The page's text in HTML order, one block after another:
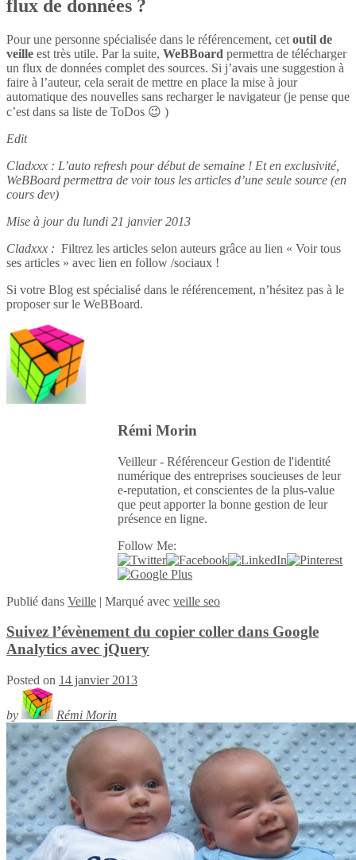
flux de données ?
Pour une personne spécialisée dans le référencement, cet outil de
veille est très utile. Par la suite, WeBBoard permettra de télécharger
un flux de données complet des sources. Si j’avais une suggestion à
faire à l’auteur, cela serait de mettre en place la mise à jour
automatique des nouvelles sans recharger le navigateur (je pense que
c’est dans sa liste de ToDos 😉 )
Edit
Cladxxx : L’auto refresh pour début de semaine ! Et en exclusivité,
WeBBoard permettra de voir tous les articles d’une seule source (en
cours dev)
Mise à jour du lundi 21 janvier 2013
Cladxxx : Filtrez les articles selon auteurs grâce au lien « Voir tous
ses articles » avec lien en follow /sociaux !
Si votre Blog est spécialisé dans le référencement, n’hésitez pas à le
proposer sur le WeBBoard.
Rémi Morin
Veilleur - Référenceur Gestion de l'identité
numérique des entreprises soucieuses de leur
e-reputation, et conscientes de la plus-value
que peut apporter la bonne gestion de leur
présence en ligne.
Follow Me:
Publié dans Veille | Marqué avec veille seo
Suivez l’évènement du copier coller dans Google
Analytics avec jQuery
Posted on 14 janvier 2013
by Rémi Morin